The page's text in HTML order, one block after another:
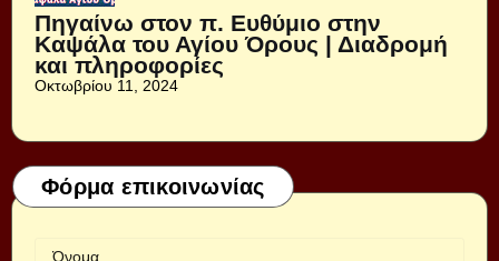
Πηγαίνω στον π. Ευθύμιο στην
Καψάλα του Αγίου Όρους | Διαδρομή
και πληροφορίες
Οκτωβρίου 11, 2024
Φόρμα επικοινωνίας